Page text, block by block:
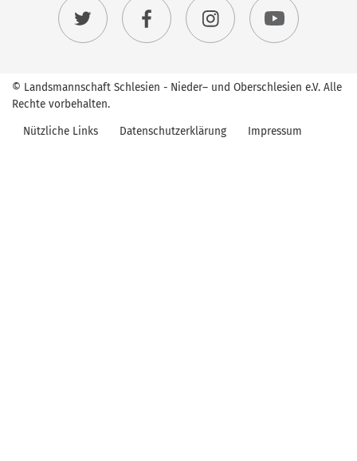
© Landsmannschaft Schlesien - Nieder– und Oberschlesien e.V. Alle
Rechte vorbehalten.
Nützliche Links
Datenschutzerklärung Impressum